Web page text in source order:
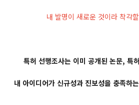
내 발명이 새로운 것이라 착각
특허 선행조사는 이미 공개된 논문, 특
내 아이디어가 신규성과 진보성을 충족하